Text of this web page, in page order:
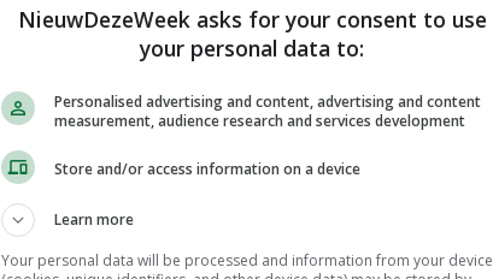
NieuwDezeWeek asks for your consent to use
your personal data to:
Personalised advertising and content, advertising and content
measurement, audience research and services development
Store and/or access information on a device
Learn more
Your personal data will be processed and information from your device